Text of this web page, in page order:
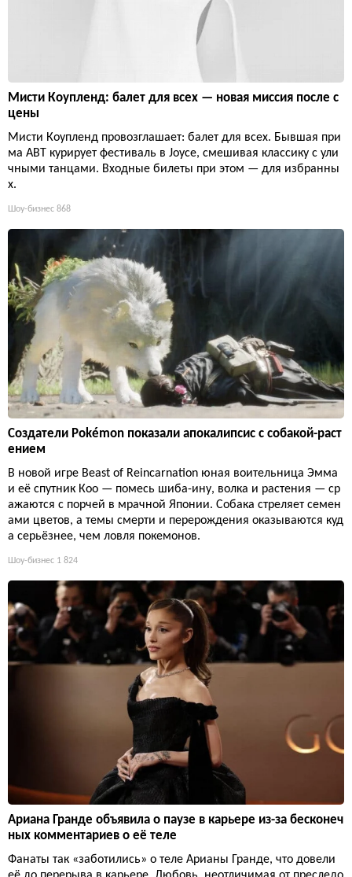
Мисти Коупленд: балет для всех — новая миссия после с
цены
Мисти Коупленд провозглашает: балет для всех. Бывшая при
ма ABT курирует фестиваль в Joyce, смешивая классику с ули
чными танцами. Входные билеты при этом — для избранны
х.
Шоу-бизнес 868
Создатели Pokémon показали апокалипсис с собакой-раст
ением
В новой игре Beast of Reincarnation юная воительница Эмма
и её спутник Кoo — помесь шиба-ину, волка и растения — ср
ажаются с порчей в мрачной Японии. Собака стреляет семен
ами цветов, а темы смерти и перерождения оказываются куд
а серьёзнее, чем ловля покемонов.
Шоу-бизнес 1 824
Ариана Гранде объявила о паузе в карьере из-за бесконеч
ных комментариев о её теле
Фанаты так «заботились» о теле Арианы Гранде, что довели